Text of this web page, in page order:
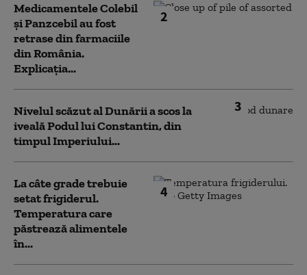
2
Medicamentele Colebil
și Panzcebil au fost
retrase din farmaciile
din România.
Explicația...
3
Nivelul scăzut al Dunării a scos la
iveală Podul lui Constantin, din
timpul Imperiului...
4
La câte grade trebuie
setat frigiderul.
Temperatura care
păstrează alimentele
în...